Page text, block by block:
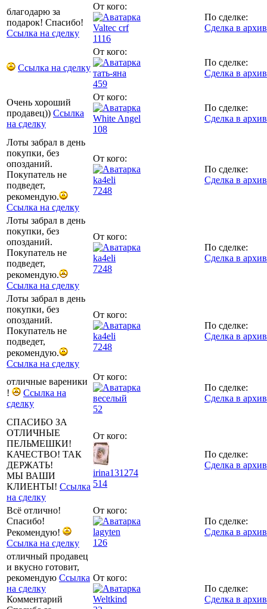
благодарю за
подарок! Спасибо!
Ссылка на сделку
От кого:
Valtec crf
1116
По сделке:
Сделка в
Ссылка на сделку
От кого:
тать-яна
459
По сделке:
Сделка в
Очень хороший
продавец)) Ссылка
на сделку
От кого:
White Angel
108
По сделке:
Сделка в
Лоты забрал в день
покупки, без
опозданий.
Покупатель не
подведет,
рекомендую.
Ссылка на сделку
От кого:
ka4eli
7248
По сделке:
Сделка в
Лоты забрал в день
покупки, без
опозданий.
Покупатель не
подведет,
рекомендую.
Ссылка на сделку
От кого:
ka4eli
7248
По сделке:
Сделка в
Лоты забрал в день
покупки, без
опозданий.
Покупатель не
подведет,
рекомендую.
Ссылка на сделку
От кого:
ka4eli
7248
По сделке:
Сделка в
отличные вареники
!
Ссылка на
сделку
От кого:
веселый
52
По сделке:
Сделка в
СПАСИБО ЗА
ОТЛИЧНЫЕ
ПЕЛЬМЕШКИ!
КАЧЕСТВО! ТАК
ДЕРЖАТЬ!
МЫ ВАШИ
КЛИЕНТЫ! Ссылка
на сделку
От кого:
irina131274
514
По сделке:
Сделка в
Всё отлично!
Спасибо!
Рекомендую!
Ссылка на сделку
От кого:
lagyten
126
По сделке:
Сделка в
отличный продавец
и вкусно готовит,
рекомендую Ссылка
на сделку
Комментарий
От кого:
Weltkind
По сделке:
Сделка в